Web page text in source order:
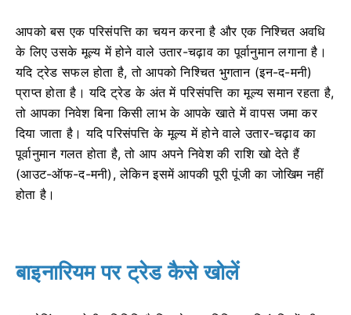
आपको बस एक परिसंपत्ति का चयन करना है और एक निश्चित अवधि
के लिए उसके मूल्य में होने वाले उतार-चढ़ाव का पूर्वानुमान लगाना है।
यदि ट्रेड सफल होता है, तो आपको निश्चित भुगतान (इन-द-मनी)
प्राप्त होता है। यदि ट्रेड के अंत में परिसंपत्ति का मूल्य समान रहता है,
तो आपका निवेश बिना किसी लाभ के आपके खाते में वापस जमा कर
दिया जाता है। यदि परिसंपत्ति के मूल्य में होने वाले उतार-चढ़ाव का
पूर्वानुमान गलत होता है, तो आप अपने निवेश की राशि खो देते हैं
(आउट-ऑफ-द-मनी), लेकिन इसमें आपकी पूरी पूंजी का जोखिम नहीं
होता है।
बाइनारियम पर ट्रेड कैसे खोलें